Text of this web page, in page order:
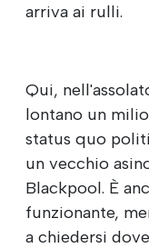
arriva ai rulli.
Qui,
lontano un
status quo
un vecchio
Blackpool. È
funzionante,
a chiedersi